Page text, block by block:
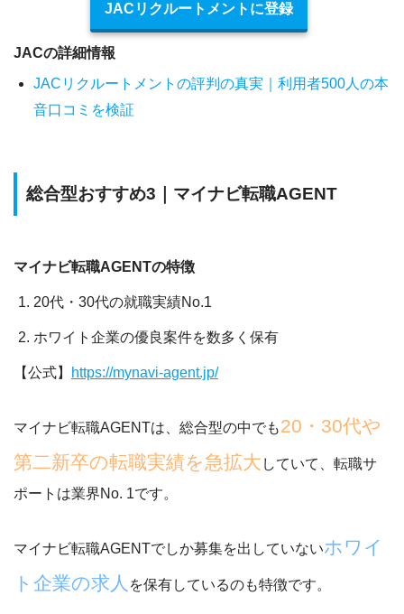
JACリクルートメントに登録
JACの詳細情報
JACリクルートメントの評判の真実｜利用者500人の本
音口コミを検証
総合型おすすめ3｜マイナビ転職AGENT
マイナビ転職AGENTの特徴
20代・30代の就職実績No.1
ホワイト企業の優良案件を数多く保有
【公式】 https://mynavi-agent.jp/
マイナビ転職AGENTは、総合型の中でも20・30代や
第二新卒の転職実績を急拡大 していて、転職サ
ポートは業界No. 1です。
マイナビ転職AGENTでしか募集を出していないホワイ
ト企業の求人 を保有しているのも特徴です。